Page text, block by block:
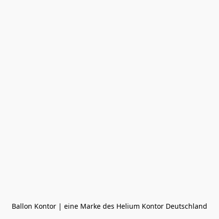
Ballon Kontor | eine Marke des Helium Kontor Deutschland